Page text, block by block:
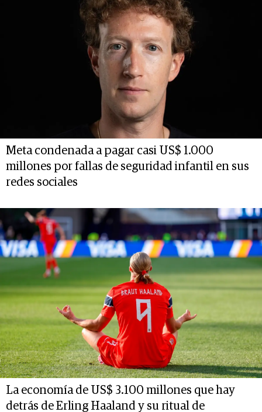
Meta condenada a pagar casi US$ 1.000
millones por fallas de seguridad infantil en sus
redes sociales
La economía de US$ 3.100 millones que hay
detrás de Erling Haaland y su ritual de